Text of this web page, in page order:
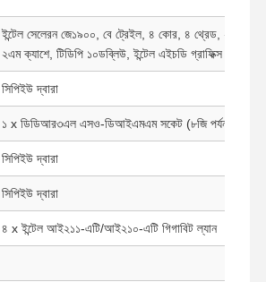
ইন্টেল সেলেরন জে১৯০০, বে ট্রেইল, ৪ কোর, ৪ থ্রেড, ২.০
২এম ক্যাশে, টিডিপি ১০ডব্লিউ, ইন্টেল এইচডি গ্রাফিক্স
সিপিইউ দ্বারা
১ x ডিডিআর৩এল এসও-ডিআইএমএম সকেট (৮জি পর্যন্ত, ১৩৩৩/
সিপিইউ দ্বারা
সিপিইউ দ্বারা
৪ x ইন্টেল আই২১১-এটি/আই২১০-এটি গিগাবিট ল্যান